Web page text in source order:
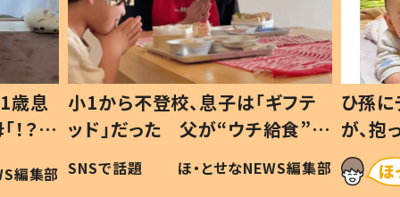
歳息
？」
編集部
小1から不登校、息子は「ギフテ
ッド」だった 父が“ウチ給食”を
作り続ける理由とは #令和の親
#令和の子
SNSで話題 ほ・とせなNEWS編集部
ひ孫
が、
「涙が
い」